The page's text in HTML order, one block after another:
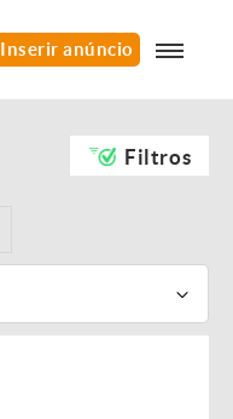
Inserir anúncio
Filtros